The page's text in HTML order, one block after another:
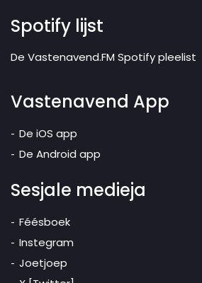
Spotify lijst
De Vastenavend.FM Spotify pleelist
Vastenavend App
De iOS app
De Android app
Sesjale medieja
Féésboek
Instegram
Joetjoep